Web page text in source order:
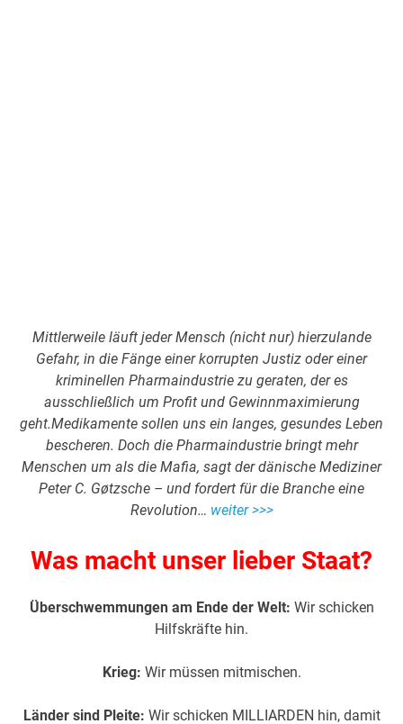
Mittlerweile läuft jeder Mensch (nicht nur) hierzulande
Gefahr, in die Fänge einer korrupten Justiz oder einer
kriminellen Pharmaindustrie zu geraten, der es
ausschließlich um Profit und Gewinnmaximierung
geht.Medikamente sollen uns ein langes, gesundes Leben
bescheren. Doch die Pharmaindustrie bringt mehr
Menschen um als die Mafia, sagt der dänische Mediziner
Peter C. Gøtzsche – und fordert für die Branche eine
Revolution… weiter >>>
Was macht unser lieber Staat?
Überschwemmungen am Ende der Welt: Wir schicken
Hilfskräfte hin.
Krieg: Wir müssen mitmischen.
Länder sind Pleite: Wir schicken MILLIARDEN hin, damit